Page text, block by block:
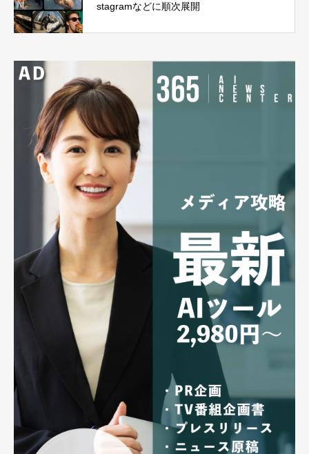
stagramなどに順次展開